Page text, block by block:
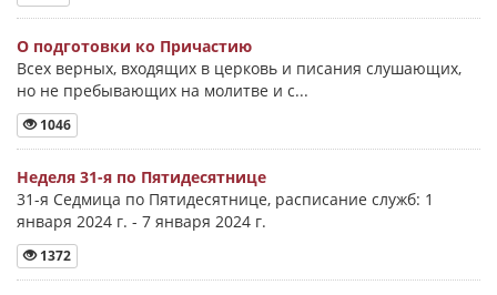
О подготовки ко Причастию
Всех верных, входящих в церковь и писания слушающих,
но не пребывающих на молитве и с...
1046
Неделя 31-я по Пятидесятнице
31-я Седмица по Пятидесятнице, расписание служб: 1
января 2024 г. - 7 января 2024 г.
1372